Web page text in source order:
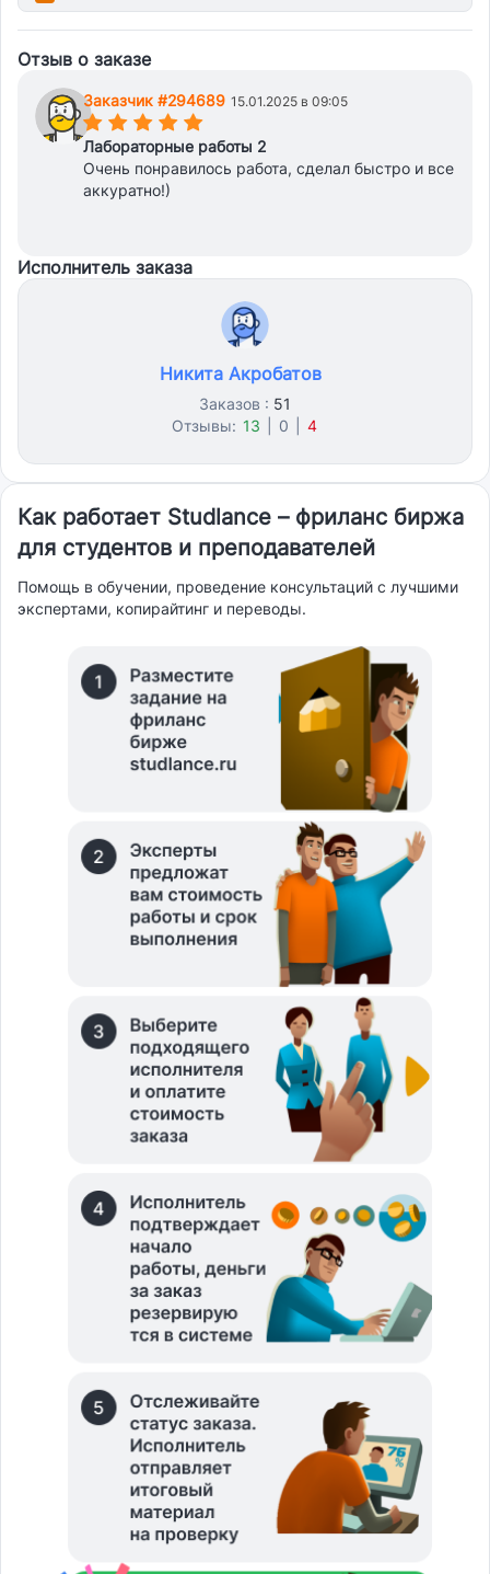
Отзыв о заказе
Заказчик #294689 15.01.2025 в 09:05
(*)(*)(*)(*)(*)
Лабораторные работы 2
Очень понравилось работа, сделал быстро и все
аккуратно!)
Исполнитель заказа
Никита Акробатов
Заказов : 51
Отзывы: 13 0 4
Как работает Studlance – фриланс биржа
для студентов и преподавателей
Помощь в обучении, проведение консультаций с лучшими
экспертами, копирайтинг и переводы.